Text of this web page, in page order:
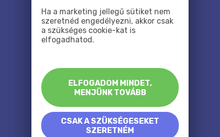
Ha a marketing jellegű sütiket nem
szeretnéd engedélyezni, akkor csak
a szükséges cookie-kat is
elfogadhatod.
ELFOGADOM MINDET,
MENJÜNK TOVÁBB
CSAK A SZÜKSÉGESEKET
SZERETNÉM